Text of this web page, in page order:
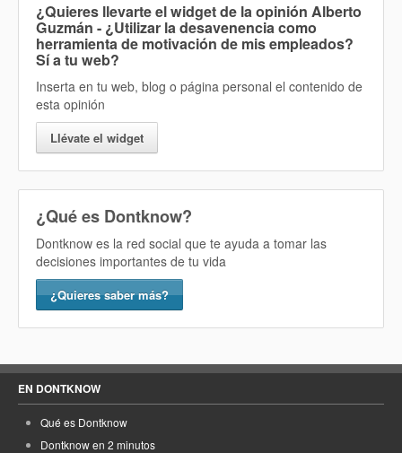
¿Quieres llevarte el widget de la opinión Alberto
Guzmán - ¿Utilizar la desavenencia como
herramienta de motivación de mis empleados?
Sía tu web?
Inserta en tu web, blog o página personal el contenido de
esta opinión
Llévate el widget
¿Qué es Dontknow?
Dontknow es la red social que te ayuda a tomar las
decisiones importantes de tu vida
¿Quieres saber más?
EN DONTKNOW
Qué es Dontknow
Dontknow en 2 minutos